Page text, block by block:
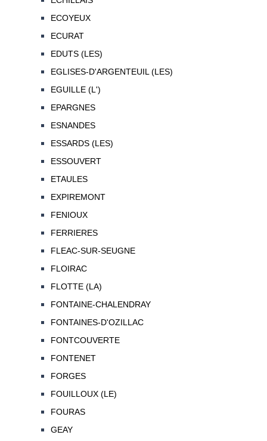
ECOYEUX
ECURAT
EDUTS (LES)
EGLISES-D'ARGENTEUIL (LES)
EGUILLE (L')
EPARGNES
ESNANDES
ESSARDS (LES)
ESSOUVERT
ETAULES
EXPIREMONT
FENIOUX
FERRIERES
FLEAC-SUR-SEUGNE
FLOIRAC
FLOTTE (LA)
FONTAINE-CHALENDRAY
FONTAINES-D'OZILLAC
FONTCOUVERTE
FONTENET
FORGES
FOUILLOUX (LE)
FOURAS
GEAY